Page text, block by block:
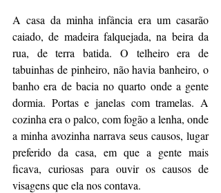
A casa da minha infância era um casarão
caiado, de madeira falquejada, na beira da
rua, de terra batida. O telheiro era de
tabuinhas de pinheiro, não havia banheiro, o
banho era de bacia no quarto onde a gente
dormia. Portas e janelas com tramelas. A
cozinha era o palco, com fogão a lenha, onde
a minha avozinha narrava seus causos, lugar
preferido da casa, em que a gente mais
ficava, curiosas para ouvir os causos de
visagens que ela nos contava.